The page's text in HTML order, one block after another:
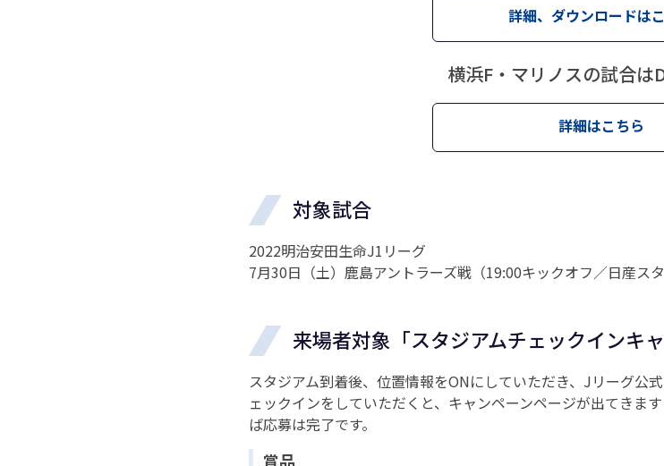
詳細、ダウンロードは
横浜F・マリノスの試合は
詳細はこちら
対象試合
2022明治安田生命J1リーグ
7月30日（土）鹿島アントラーズ戦（19:00キックオフ／日産スタ
来場者対象「スタジアムチェックインキャ
スタジアム到着後、位置情報をONにしていただき、Jリーグ公
ェックインをしていただくと、キャンペーンページが出てきま
ば応募は完了です。
賞品